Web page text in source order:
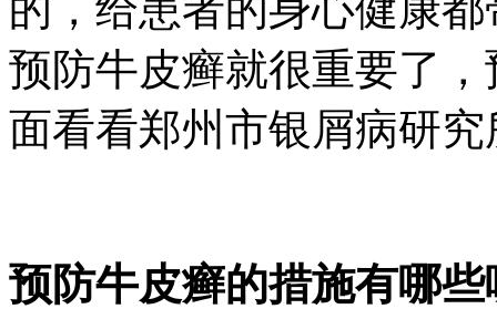
预防牛皮癣就很重要了
面看看郑州市银屑病研
预防牛皮癣的措施有哪些